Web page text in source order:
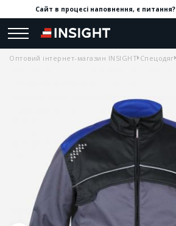
Сайт в процесі наповнення, є питання?
Оптовий інтернет-магазин INSIGHT Спецодяг